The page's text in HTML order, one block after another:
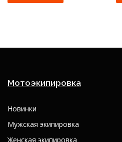
Мотоэкипировка
Новинки
Мужская экипировка
Женская экипировка